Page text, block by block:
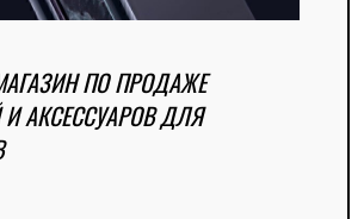
ПО ПРОДАЖЕ
И АКСЕССУАРОВ ДЛЯ